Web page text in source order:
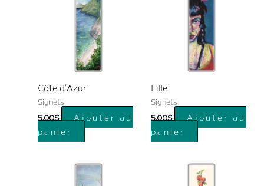
Côte d’Azur
Signets
5.00$
Ajouter au
panier
Fille
Signets
5.00$
Ajouter au
panier